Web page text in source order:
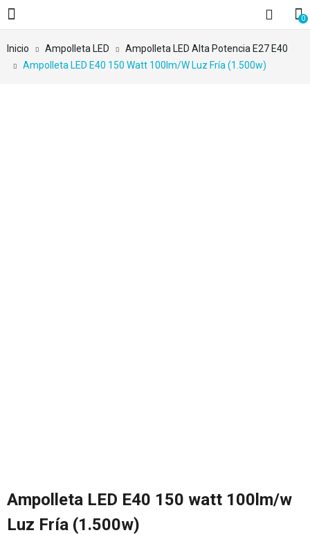
0
Inicio Ampolleta LED
Ampolleta LED Alta Potencia E27 E40
Ampolleta LED E40 150 Watt 100lm/w Luz Fría (1.500w)
Ampolleta LED E40 150 watt 100lm/w
Luz Fría (1.500w)